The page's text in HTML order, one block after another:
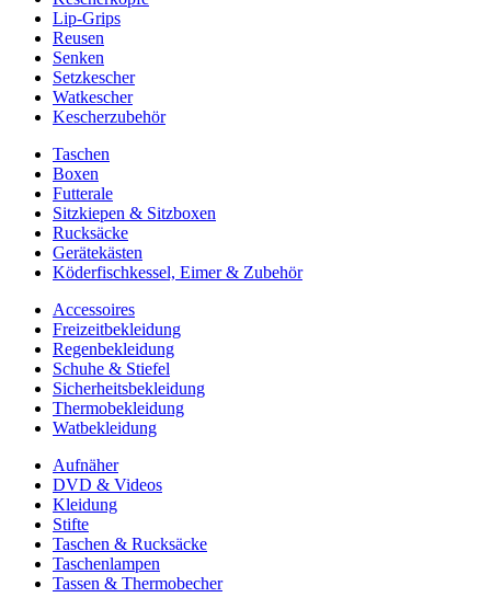
Lip-Grips
Reusen
Senken
Setzkescher
Watkescher
Kescherzubehör
Taschen
Boxen
Futterale
Sitzkiepen & Sitzboxen
Rucksäcke
Gerätekästen
Köderfischkessel, Eimer & Zubehör
Accessoires
Freizeitbekleidung
Regenbekleidung
Schuhe & Stiefel
Sicherheitsbekleidung
Thermobekleidung
Watbekleidung
Aufnäher
DVD & Videos
Kleidung
Stifte
Taschen & Rucksäcke
Taschenlampen
Tassen & Thermobecher